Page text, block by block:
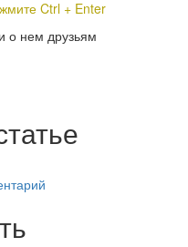
Ctrl + Enter
о нем друзьям